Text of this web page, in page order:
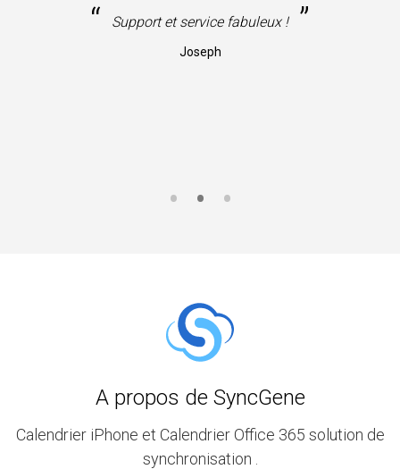
“ Support et service fabuleux ! ”
Joseph
A propos de SyncGene
Calendrier iPhone et Calendrier Office 365 solution de
synchronisation .